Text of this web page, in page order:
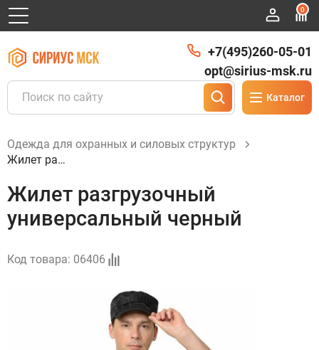
0
Каталог
+7(495)260-05-01
opt@sirius-msk.ru
Одежда для охранных и силовых структур
Жилет разгрузочный универсальный черный
Жилет разгрузочный
универсальный черный
Код товара: 06406